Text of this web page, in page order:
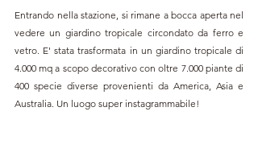
Entrando nella stazione, si rimane a bocca aperta nel
vedere un giardino tropicale circondato da ferro e
vetro. E' stata trasformata in un giardino tropicale di
4.000 mq a scopo decorativo con oltre 7.000 piante di
400 specie diverse provenienti da America, Asia e
Australia. Un luogo super instagrammabile!